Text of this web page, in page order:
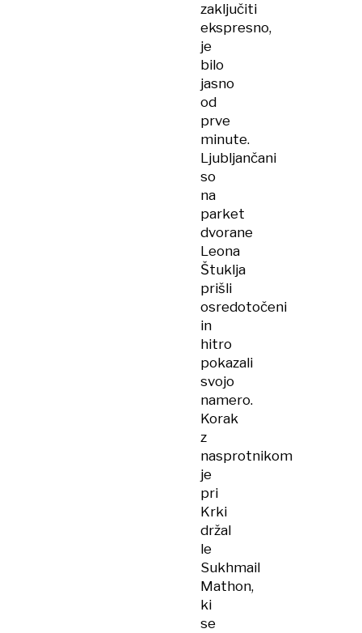
zaključiti
ekspresno,
je
bilo
jasno
od
prve
minute.
Ljubljančani
so
na
parket
dvorane
Leona
Štuklja
prišli
osredotočeni
in
hitro
pokazali
svojo
namero.
Korak
z
nasprotnikom
je
pri
Krki
držal
le
Sukhmail
Mathon,
ki
se